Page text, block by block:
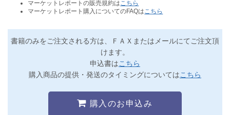
マーケットレポートの販売規約は こちら
マーケットレポート購入についてのFAQは こちら
書籍のみをご注文される方は、ＦＡＸまたはメールにてご注文頂
けます。
申込書はこちら
購入商品の提供・発送のタイミングについてはこちら
購入のお申込み